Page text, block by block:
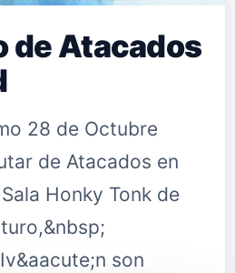
de Atacados
28 de Octubre
de Atacados en
Honky Tonk de
son